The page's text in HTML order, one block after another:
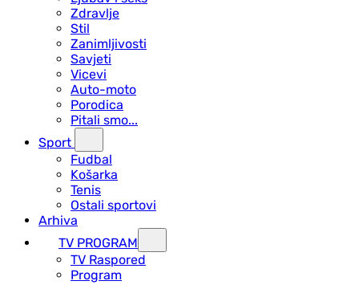
Zdravlje
Stil
Zanimljivosti
Savjeti
Vicevi
Auto-moto
Porodica
Pitali smo...
Sport
Fudbal
Košarka
Tenis
Ostali sportovi
Arhiva
TV PROGRAM
ТV Raspored
Program